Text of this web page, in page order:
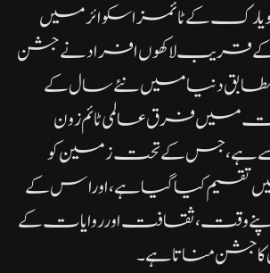
کے ٹائمز اسکوائر میں
کے قریب لاکھوں افراد نے جشن
مطابق دنیا میں نئے سال کے
میں فرق عالمی ٹائم زون
ہے، جس کے تحت زمین کو
تقسیم کیا گیا ہے، اور اس کے
وقت، ثقافت اور روایات کے
جشن مناتا ہے۔